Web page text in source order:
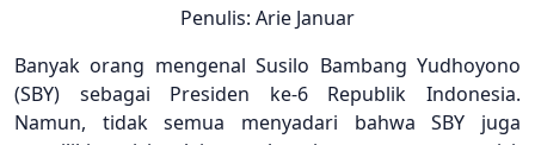
Penulis: Arie Januar
Banyak orang mengenal Susilo Bambang Yudhoyono
(SBY) sebagai Presiden ke-6 Republik Indonesia.
Namun, tidak semua menyadari bahwa SBY juga